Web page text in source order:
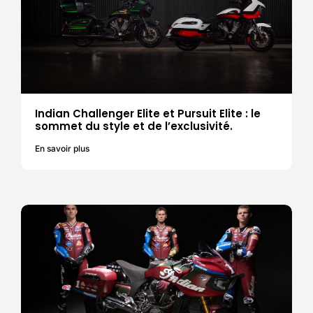
Indian Challenger Elite et Pursuit Elite : le
sommet du style et de l’exclusivité.
En savoir plus